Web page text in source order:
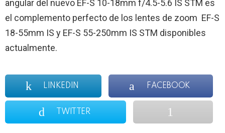
angular del nuevo EF-S 10-18mm f/4.5-5.6 IS STM es
el complemento perfecto de los lentes de zoom EF-S
18-55mm IS y EF-S 55-250mm IS STM disponibles
actualmente.
LINKEDIN FACEBOOK
TWITTER